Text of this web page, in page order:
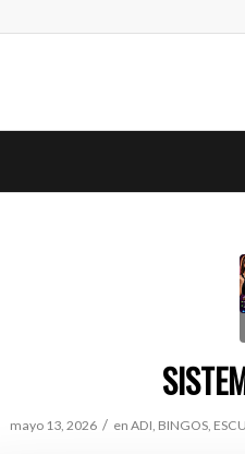
mayo 13, 2026 / en ADI, BINGOS,